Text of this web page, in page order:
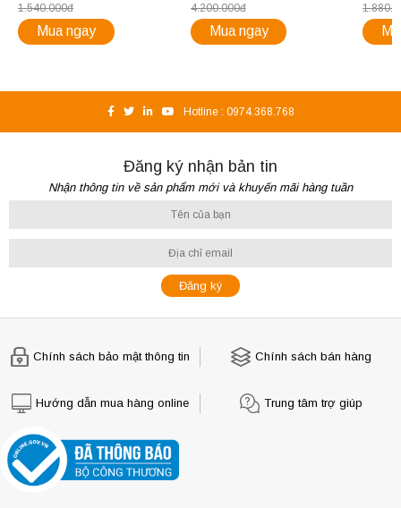
1.540.000đ
Mua ngay
4.200.000đ
Mua ngay
Hotline : 0974.368.768
Đăng ký nhận bản tin
Nhận thông tin về sản phẩm mới và khuyến mãi hàng tuần
Chính sách bảo mật thông tin Chính sách bán hàng
Hướng dẫn mua hàng online Trung tâm trợ giúp